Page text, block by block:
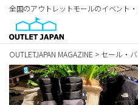
全国のアウトレットモールのイベント
OUTLETJAPAN MAGAZINE > セール・